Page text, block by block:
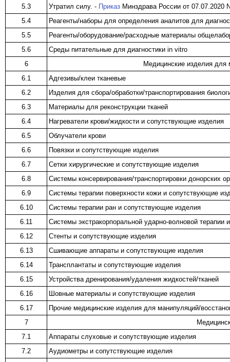
5.3 Утратил силу. - ПриказМинздрава России от 07.07.2020
5.4
Реагенты/наборы для определения аналитов для
5.5
Реагенты/оборудование/расходные материалы
5.6
Среды питательные для диагностики in vitro
6
Медицинские изделия для
6.1
Адгезивы/клеи тканевые
6.2
Изделия для сбора/обработки/транспортирования
6.3
Материалы для реконструкции тканей
6.4
Нагреватели крови/жидкости и сопутствующие изделия
6.5
Облучатели крови
6.6
Повязки и сопутствующие изделия
6.7
Сетки хирургические и сопутствующие изделия
6.8
Системы консервирования/транспортировки донорских
6.9
Системы терапии поверхности кожи и сопутствующие
6.10
Системы терапии ран и сопутствующие изделия
6.11
Системы экстракорпоральной ударно-волновой терапии
6.12
Стенты и сопутствующие изделия
6.13
Сшивающие аппараты и сопутствующие изделия
6.14
Трансплантаты и сопутствующие изделия
6.15
Устройства дренирования/удаления жидкостей/тканей
6.16
Шовные материалы и сопутствующие изделия
6.17
Прочие медицинские изделия для манипуляций/
7
7.1
Аппараты слуховые и сопутствующие изделия
7.2
Аудиометры и сопутствующие изделия